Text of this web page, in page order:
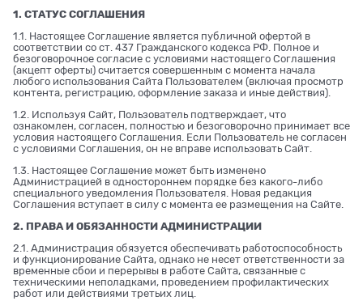
1. СТАТУС СОГЛАШЕНИЯ
1.1. Настоящее Соглашение является публичной офертой в
соответствии со ст. 437 Гражданского кодекса РФ. Полное и
безоговорочное согласие с условиями настоящего Соглашения
(акцепт оферты) считается совершенным с момента начала
любого использования Сайта Пользователем (включая просмотр
контента, регистрацию, оформление заказа и иные действия).
1.2. Используя Сайт, Пользователь подтверждает, что
ознакомлен, согласен, полностью и безоговорочно принимает все
условия настоящего Соглашения. Если Пользователь не согласен
с условиями Соглашения, он не вправе использовать Сайт.
1.3. Настоящее Соглашение может быть изменено
Администрацией в одностороннем порядке без какого-либо
специального уведомления Пользователя. Новая редакция
Соглашения вступает в силу с момента ее размещения на Сайте.
2. ПРАВА И ОБЯЗАННОСТИ АДМИНИСТРАЦИИ
2.1. Администрация обязуется обеспечивать работоспособность
и функционирование Сайта, однако не несет ответственности за
временные сбои и перерывы в работе Сайта, связанные с
техническими неполадками, проведением профилактических
работ или действиями третьих лиц.